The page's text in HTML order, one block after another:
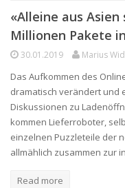
«Alleine aus
Millionen Pakete
30.01.2019 Marius
Das Aufkommen des
dramatisch verändert und
Diskussionen zu
kommen Lieferroboter,
einzelnen Puzzleteile der
allmählich zusammen zur
Read more